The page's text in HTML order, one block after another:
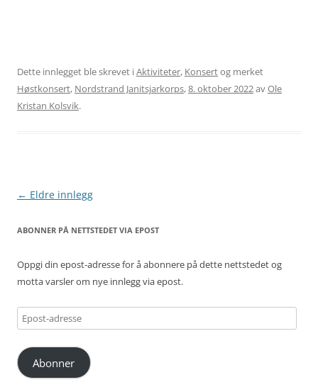
Dette innlegget ble skrevet iAktiviteter, Konsertog merket
Høstkonsert, Nordstrand Janitsjarkorps,8. oktober 2022avOle
Kristan Kolsvik.
Innleggsnavigasjon
← Eldre innlegg
ABONNER PÅ NETTSTEDET VIA EPOST
Oppgi din epost-adresse for å abonnere på dette nettstedet og
motta varsler om nye innlegg via epost.
Epost-
adresse
Abonner